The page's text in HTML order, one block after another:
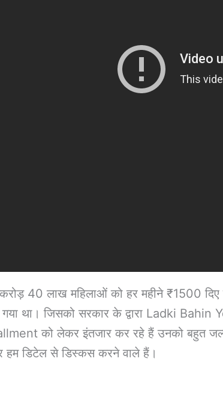
40 लाख महिलाओं को हर महीने ₹1500 दिए
गया था। जिसको सरकार के द्वारा Ladki
को लेकर इंतजार कर रहे हैं उनको बहुत
डिटेल से डिस्कस करने वाले हैं।